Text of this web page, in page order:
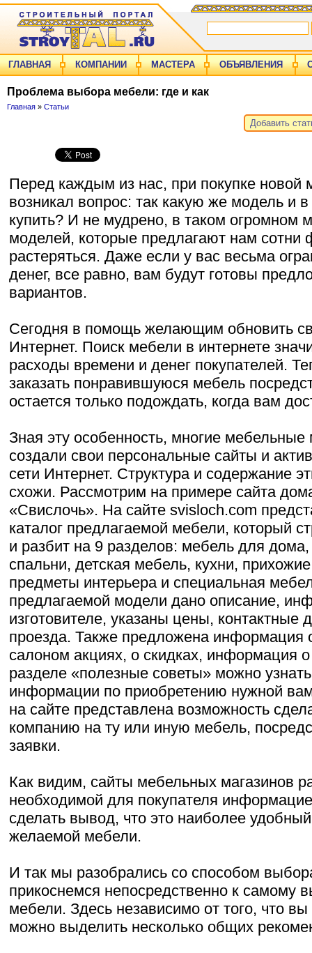
ГЛАВНАЯ КОМПАНИИ МАСТЕРА ОБЪЯВЛЕНИЯ
Проблема выбора мебели: где и как
Главная » Статьи
Добавить
Перед каждым из нас, при покупке новой
возникал вопрос: так какую же модель и
купить? И не мудрено, в таком огромном
моделей, которые предлагают нам сотни
растеряться. Даже если у вас весьма
денег, все равно, вам будут готовы
вариантов.
Сегодня в помощь желающим обновить
Интернет. Поиск мебели в интернете
расходы времени и денег покупателей.
заказать понравившуюся мебель
остается только подождать, когда вам
Зная эту особенность, многие
создали свои персональные сайты и
сети Интернет. Структура и содержание
схожи. Рассмотрим на примере сайта
«Свислочь». На сайте svisloch.com
каталог предлагаемой мебели, который
и разбит на 9 разделов: мебель для
спальни, детская мебель, кухни,
предметы интерьера и специальная
предлагаемой модели дано описание,
изготовителе, указаны цены, контактные
проезда. Также предложена информация
салоном акциях, о скидках, информация
разделе «полезные советы» можно
информации по приобретению нужной
на сайте представлена возможность
компанию на ту или иную мебель,
заявки.
Как видим, сайты мебельных магазинов
необходимой для покупателя
сделать вывод, что это наиболее
желаемой мебели.
И так мы разобрались со способом
прикоснемся непосредственно к самому
мебели. Здесь независимо от того, что вы
можно выделить несколько общих